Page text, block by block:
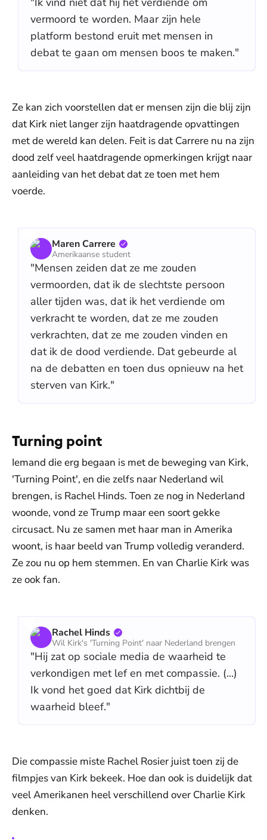
vermoord te worden. Maar zijn hele
platform bestond eruit met mensen in
debat te gaan om mensen boos te maken."
Ze kan zich voorstellen dat er mensen zijn die blij zijn
dat Kirk niet langer zijn haatdragende opvattingen
met de wereld kan delen. Feit is dat Carrere nu na zijn
dood zelf veel haatdragende opmerkingen krijgt naar
aanleiding van het debat dat ze toen met hem
voerde.
Maren Carrere
Amerikaanse student
"Mensen zeiden dat ze me zouden
vermoorden, dat ik de slechtste persoon
aller tijden was, dat ik het verdiende om
verkracht te worden, dat ze me zouden
verkrachten, dat ze me zouden vinden en
dat ik de dood verdiende. Dat gebeurde al
na de debatten en toen dus opnieuw na het
sterven van Kirk."
Turning point
Iemand die erg begaan is met de beweging van Kirk,
'Turning Point', en die zelfs naar Nederland wil
brengen, is Rachel Hinds. Toen ze nog in Nederland
woonde, vond ze Trump maar een soort gekke
circusact. Nu ze samen met haar man in Amerika
woont, is haar beeld van Trump volledig veranderd.
Ze zou nu op hem stemmen. En van Charlie Kirk was
ze ook fan.
Rachel Hinds
Wil Kirk's 'Turning Point' naar Nederland brengen
"Hij zat op sociale media de waarheid te
verkondigen met lef en met compassie. (...)
Ik vond het goed dat Kirk dichtbij de
waarheid bleef."
Die compassie miste Rachel Rosier juist toen zij de
filmpjes van Kirk bekeek. Hoe dan ook is duidelijk dat
veel Amerikanen heel verschillend over Charlie Kirk
denken.